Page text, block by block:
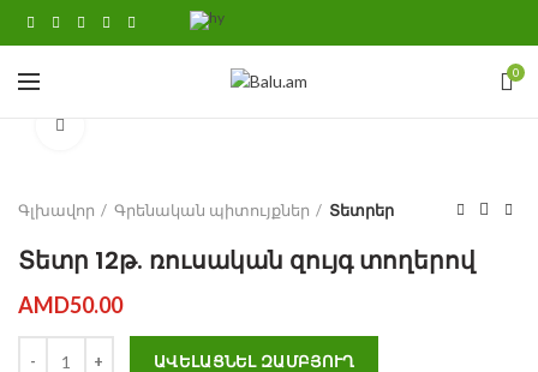
0
Գլխավոր Գրենական պիտույքներ Տետրեր
Տետր 12թ. ռուսական զույգ տողերով
AMD50.00
ԱՎԵԼԱՑՆԵԼ ԶԱՄԲՅՈՒՂ